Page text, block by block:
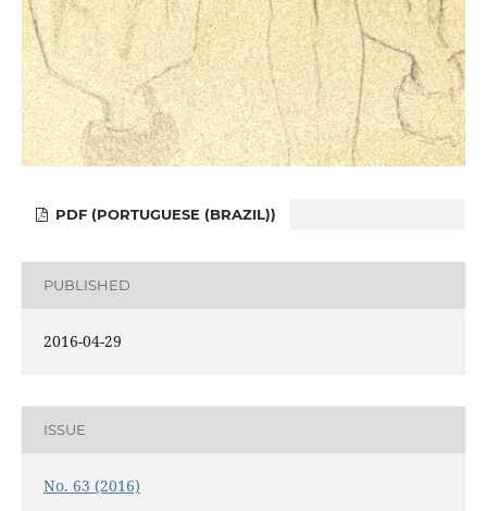
PDF (PORTUGUESE (BRAZIL))
PUBLISHED
2016-04-29
ISSUE
No. 63 (2016)